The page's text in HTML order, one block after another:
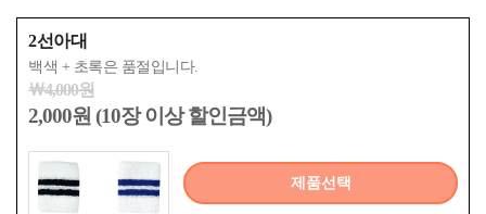
2선아대
백색 + 초록은 품절입니다.
￦4,000원
2,000원 (10장 이상 할인금액)
제품선택